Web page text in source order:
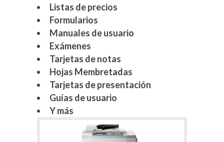
Listas de precios
Formularios
Manuales de usuario
Exámenes
Tarjetas de notas
Hojas Membretadas
Tarjetas de presentación
Guías de usuario
Y más